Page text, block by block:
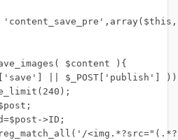
$content ){
|| $_POST['publish']
>ID;